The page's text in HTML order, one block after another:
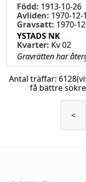
Född: 1913-10-26
Avliden: 1970-12-
Gravsatt: 1970-
YSTADS NK
Kvarter: Kv 02
Gravrätten har
Antal träffar: 6128
få bättre
<